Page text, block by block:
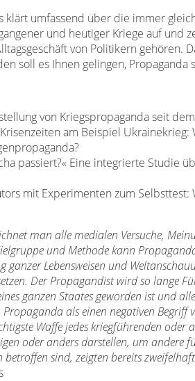
klärt umfassend über die immer
und heutiger Kriege auf und
von Politikern gehören.
soll es Ihnen gelingen, Propaganda
von Kriegspropaganda seit
am Beispiel
passiert?« Eine integrierte Studie
mit Experimenten zum Selbsttest:
man alle medialen Versuche,
und Methode kann
ganzer Lebensweisen und
Der Propagandist wird so lange
ganzen Staates geworden ist und
als einen negativen
Waffe jedes kriegführenden oder
oder anders darstellen, um andere
sind, zeigten bereits